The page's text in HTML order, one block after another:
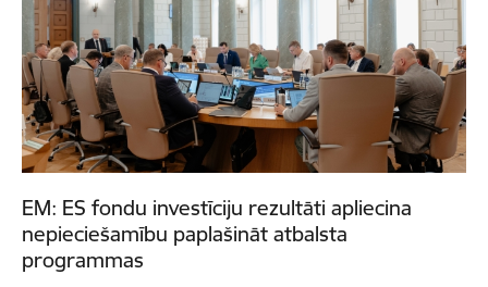
EM: ES fondu investīciju rezultāti apliecina
nepieciešamību paplašināt atbalsta
programmas